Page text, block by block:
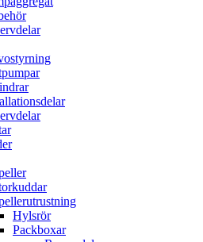
Hylsrör
Packboxar